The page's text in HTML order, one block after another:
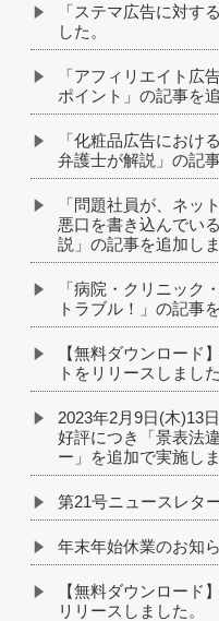
「ステマ広告に対す
した。
「アフィリエイト広
ポイント」の記事を
「化粧品広告におけ
弁護士が解説」の記
「問題社員が、ネッ
悪口を書き込んでい
説」の記事を追加しま
「病院・クリニック
トラブル！」の記事
【無料ダウンロード
トをリリースしました
2023年2月9日(木)13
好評につき「景表法
ー」を追加で実施しま
第21号ニュースレタ
年末年始休業のお知
【無料ダウンロード
リリースしました。